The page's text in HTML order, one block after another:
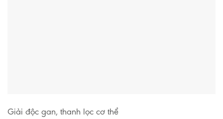
Giải độc gan, thanh lọc cơ thể